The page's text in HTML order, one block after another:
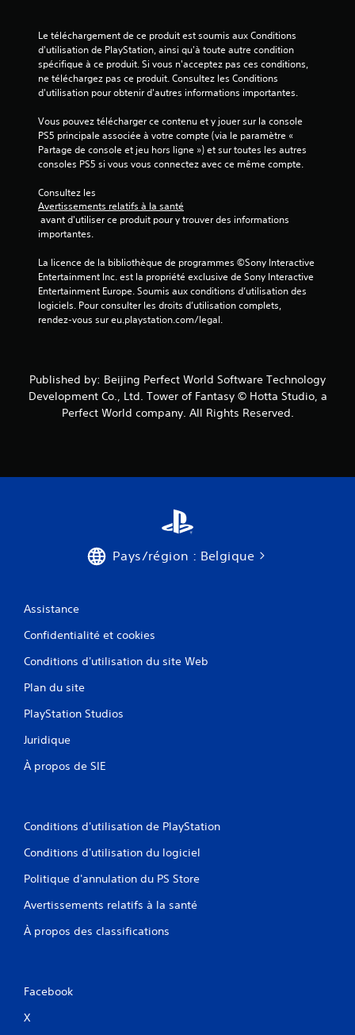
Le téléchargement de ce produit est soumis aux Conditions
d'utilisation de PlayStation, ainsi qu'à toute autre condition
spécifique à ce produit. Si vous n'acceptez pas ces conditions,
ne téléchargez pas ce produit. Consultez les Conditions
d'utilisation pour obtenir d'autres informations importantes.
Vous pouvez télécharger ce contenu et y jouer sur la console
PS5 principale associée à votre compte (via le paramètre «
Partage de console et jeu hors ligne ») et sur toutes les autres
consoles PS5 si vous vous connectez avec ce même compte.
Consultez les
Avertissements relatifs à la santé
importantes.
La licence de la bibliothèque de programmes ©Sony Interactive
Entertainment Inc. est la propriété exclusive de Sony Interactive
Entertainment Europe. Soumis aux conditions d’utilisation des
logiciels. Pour consulter les droits d’utilisation complets,
rendez-vous sur eu.playstation.com/legal.
Published by: Beijing Perfect World Software Technology
Development Co., Ltd. Tower of Fantasy © Hotta Studio, a
Perfect World company. All Rights Reserved.
Pays/région : Belgique
Assistance
Confidentialité et cookies
Conditions d'utilisation du site Web
Plan du site
PlayStation Studios
Juridique
À propos de SIE
Conditions d'utilisation de PlayStation
Conditions d'utilisation du logiciel
Politique d'annulation du PS Store
Avertissements relatifs à la santé
À propos des classifications
Facebook
X